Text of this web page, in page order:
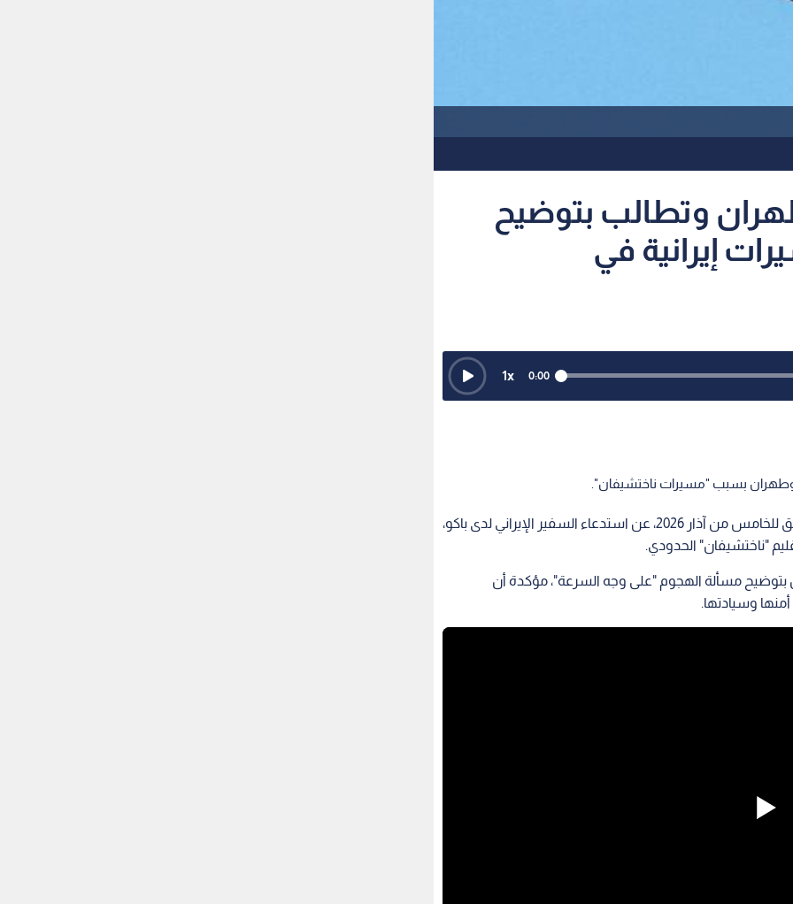
وتطالب بتوضيح
إيرانية في
0:00
1x
وطهران بسبب "مسيرات ناختشيفان".
أعلنت وزارة الخارجية الأذربيجانية، يوم الخميس الموافق للخامس من آذار 2026، عن استدعاء السفير الإيراني لدى باكو،
"ناختشيفان" الحدودي.
بتوضيح مسألة الهجوم "على وجه السرعة"، مؤكدة أن
وسيادتها.